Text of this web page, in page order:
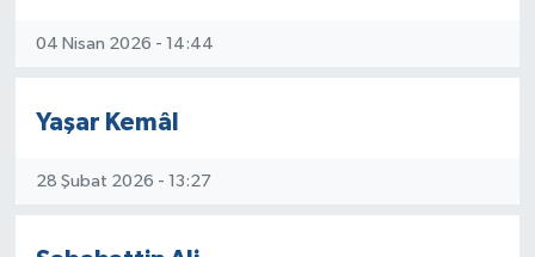
04 Nisan 2026 - 14:44
Yaşar Kemâl
28 Şubat 2026 - 13:27